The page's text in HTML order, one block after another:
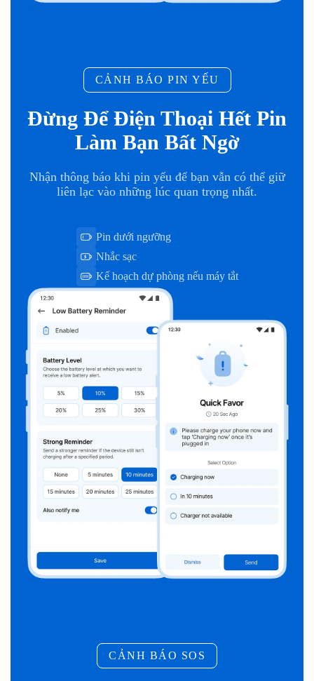
CẢNH BÁO PIN YẾU
Đừng Để Điện Thoại Hết Pin
Làm Bạn Bất Ngờ
Nhận thông báo khi pin yếu để bạn vẫn có thể giữ
liên lạc vào những lúc quan trọng nhất.
Pin dưới ngưỡng
Nhắc sạc
Kế hoạch dự phòng nếu máy tắt
CẢNH BÁO SOS